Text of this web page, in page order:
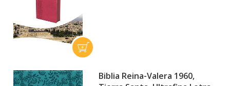
Biblia Reina-Valera 1960,